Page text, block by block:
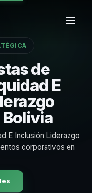
de
E
E Inclusión Liderazgo
corporativos en